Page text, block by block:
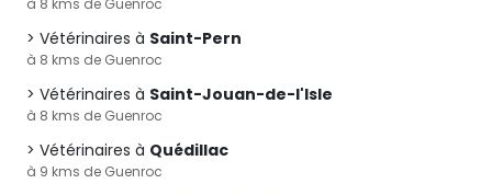
à 8 kms de Guenroc
Vétérinaires à Saint-Pern
à 8 kms de Guenroc
Vétérinaires à Saint-Jouan-de-l'Isle
à 8 kms de Guenroc
Vétérinaires à Quédillac
à 9 kms de Guenroc